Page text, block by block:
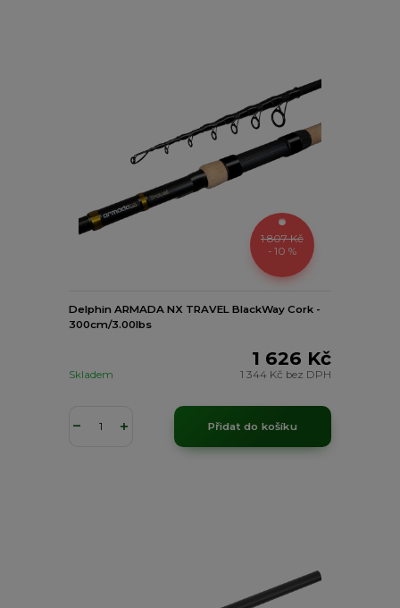
1 807 Kč
- 10 %
Delphin ARMADA NX TRAVEL BlackWay Cork -
300cm/3.00lbs
1 626 Kč
1 344 Kč bez DPH
Skladem
Přidat do košíku